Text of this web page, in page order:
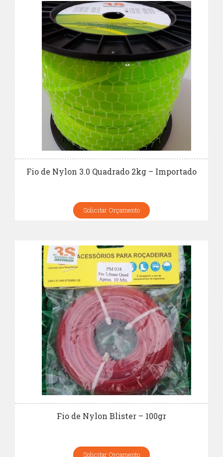
Fio de Nylon 3.0 Quadrado 2kg – Importado
Solicitar Orçamento
Fio de Nylon Blister – 100gr
Solicitar Orçamento